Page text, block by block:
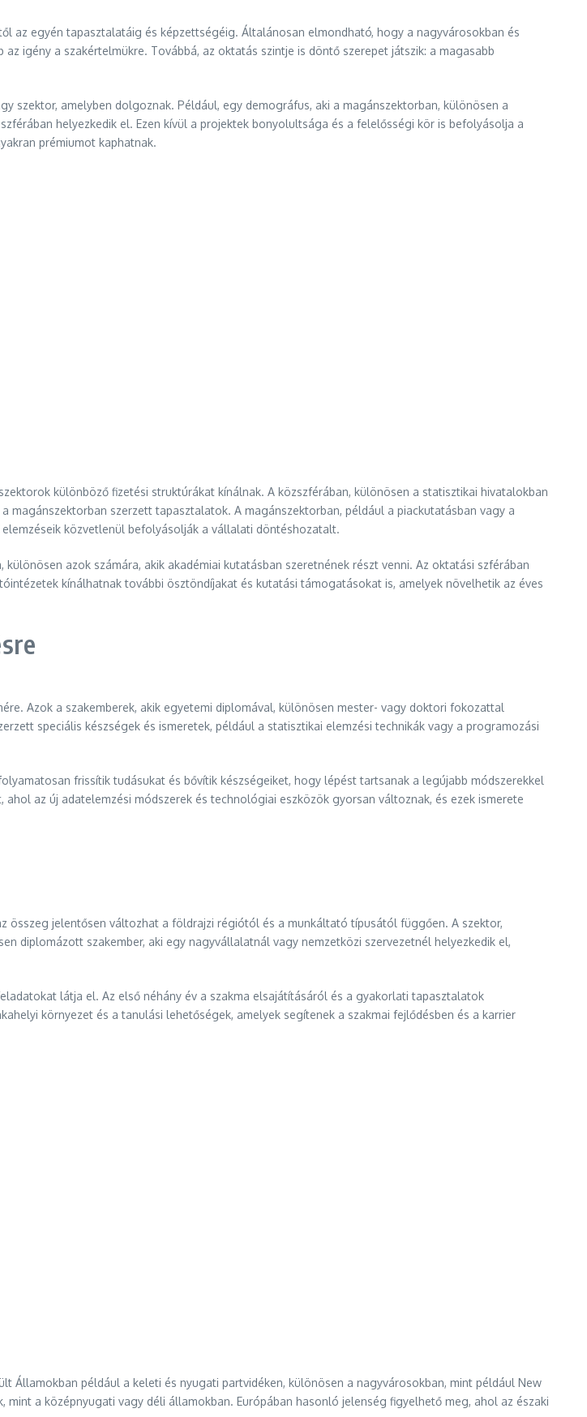
az egyén tapasztalatáig és képzettségéig. Általánosan elmondható, hogy a nagyvárosokban és
igény a szakértelmükre. Továbbá, az oktatás szintje is döntő szerepet játszik: a magasabb
szektor, amelyben dolgoznak. Például, egy demográfus, aki a magánszektorban, különösen a
helyezkedik el. Ezen kívül a projektek bonyolultsága és a felelősségi kör is befolyásolja a
prémiumot kaphatnak.
különböző fizetési struktúrákat kínálnak. A közszférában, különösen a statisztikai hivatalokban
magánszektorban szerzett tapasztalatok. A magánszektorban, például a piackutatásban vagy a
közvetlenül befolyásolják a vállalati döntéshozatalt.
azok számára, akik akadémiai kutatásban szeretnének részt venni. Az oktatási szférában
kínálhatnak további ösztöndíjakat és kutatási támogatásokat is, amelyek növelhetik az éves
Azok a szakemberek, akik egyetemi diplomával, különösen mester- vagy doktori fokozattal
speciális készségek és ismeretek, például a statisztikai elemzési technikák vagy a programozási
frissítik tudásukat és bővítik készségeiket, hogy lépést tartsanak a legújabb módszerekkel
az új adatelemzési módszerek és technológiai eszközök gyorsan változnak, és ezek ismerete
jelentősen változhat a földrajzi régiótól és a munkáltató típusától függően. A szektor,
diplomázott szakember, aki egy nagyvállalatnál vagy nemzetközi szervezetnél helyezkedik el,
látja el. Az első néhány év a szakma elsajátításáról és a gyakorlati tapasztalatok
környezet és a tanulási lehetőségek, amelyek segítenek a szakmai fejlődésben és a karrier
például a keleti és nyugati partvidéken, különösen a nagyvárosokban, mint például New
a középnyugati vagy déli államokban. Európában hasonló jelenség figyelhető meg, ahol az északi